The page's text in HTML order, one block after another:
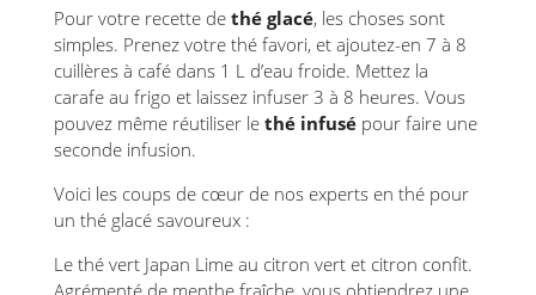
Pour votre recette de thé glacé, les choses sont
simples. Prenez votre thé favori, et ajoutez-en 7 à 8
cuillères à café dans 1 L d’eau froide. Mettez la
carafe au frigo et laissez infuser 3 à 8 heures. Vous
pouvez même réutiliser lethé infusépour faire une
seconde infusion.
Voici les coups de cœur de nos experts en thé pour
un thé glacé savoureux :
Le thé vert Japan Lime au citron vert et citron confit.
Agrémenté de menthe fraîche, vous obtiendrez une